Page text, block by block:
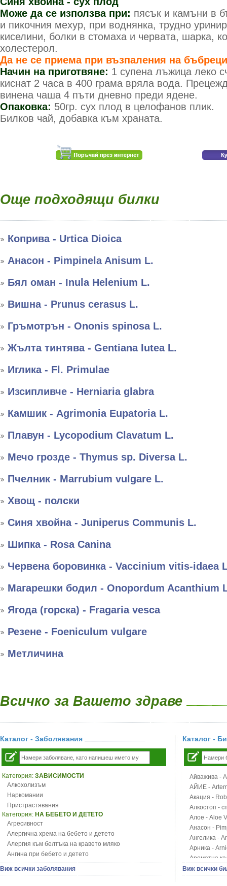
Може да се използва при: пясък и камъни в
и пикочния мехур, при воднянка, трудно
киселини, болки в стомаха и червата, шарка,
холестерол.
Да не се приема при възпаления на
Начин на приготвяне: 1 супена лъжица леко
киснат 2 часа в 400 грама вряла вода.
винена чаша 4 пъти дневно преди ядене.
Опаковка: 50гр. сух плод в целофанов плик.
Билков чай, добавка към храната.
Още подходящи билки
Коприва - Urtica Dioica
Анасон - Pimpinela Anisum L.
Бял оман - Inula Helenium L.
Вишна - Prunus cerasus L.
Гръмотрън - Ononis spinosa L.
Жълта тинтява - Gentiana Iutea L.
Иглика - Fl. Primulae
Изсипливче - Herniaria glabra
Камшик - Agrimonia Eupatoria L.
Плавун - Lycopodium Clavatum L.
Мечо грозде - Thymus sp. Diversa L.
Пчелник - Marrubium vulgare L.
Хвощ - полски
Синя хвойна - Juniperus Communis L.
Шипка - Rosa Canina
Червена боровинка - Vaccinium vitis-idaea
Магарешки бодил - Onopordum Acanthium
Ягода (горска) - Fragaria vesca
Резене - Foeniculum vulgare
Метличина
Всичко за Вашето здраве
Каталог - Заболявания
Категория: ЗАВИСИМОСТИ
Алкохолизъм
Наркомании
Пристрастявания
Категория: НА БЕБЕТО И ДЕТЕТО
Агресивност
Алергична хрема на бебето и детето
Алергия към белтъка на кравето мляко
Ангина при бебето и детето
Анемия при бебето и детето
Апетит - пълни деца
Виж всички заболявания
Каталог -
Айважива -
АЙИЕ -
Акация -
Алкостоп -
Алое - Aloe
Анасон -
Ангелика -
Арника -
Ароматна
Арония -
Виж всички